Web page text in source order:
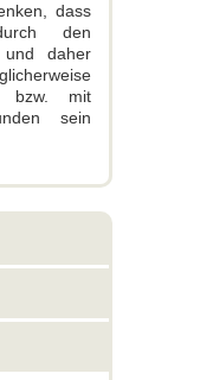
dass
den
und daher
bzw. mit
sein